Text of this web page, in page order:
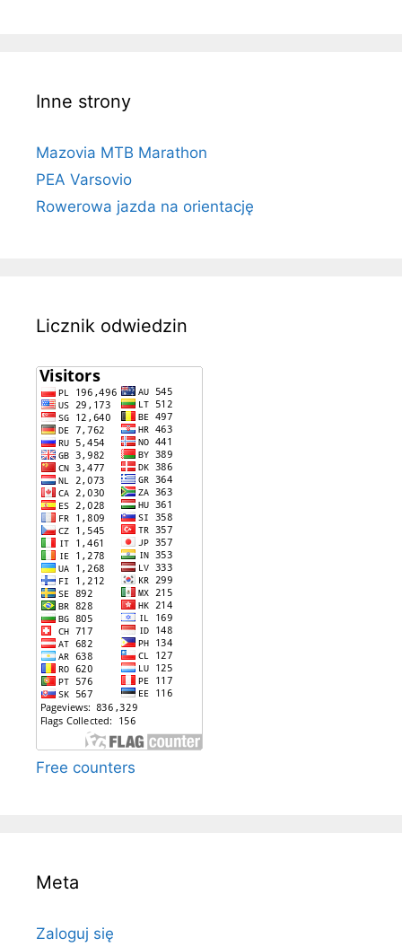
Inne strony
Mazovia MTB Marathon
PEA Varsovio
Rowerowa jazda na orientację
Licznik odwiedzin
Free counters
Meta
Zaloguj się